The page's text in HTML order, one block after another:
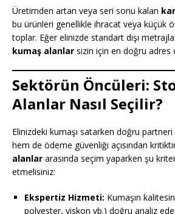
Üretimden artan veya seri sonu kalan
bu ürünleri genellikle ihracat veya küçük
toplar. Eğer elinizde standart dışı
kumaş alanlar sizin için en doğru adres
Sektörün Öncüleri:
Alanlar Nasıl Seçilir?
Elinizdeki kumaşı satarken doğru
hem de ödeme güvenliği açısından
alanlar arasında seçim yaparken şu
etmelisiniz:
Ekspertiz Hizmeti: Kumaşın
polyester, viskon vb.) doğru analiz